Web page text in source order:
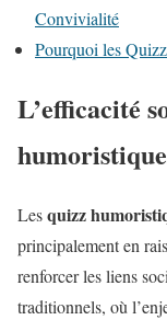
Convivialité
Pourquoi les
L’efficacité
Lesquizz
principalement en
renforcer les liens
traditionnels, où